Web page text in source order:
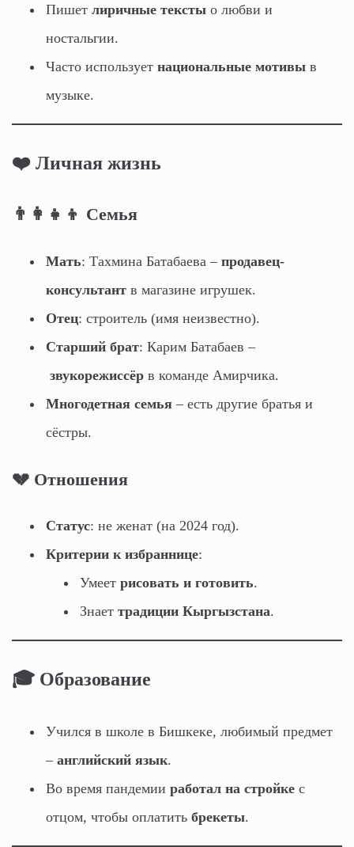
Пишет лиричные тексты о любви и
ностальгии.
Часто использует национальные мотивы в
музыке.
❤️ Личная жизнь
👨‍👩‍👧‍👦 Семья
Мать: Тахмина Батабаева – продавец-
консультант в магазине игрушек.
Отец: строитель (имя неизвестно).
Старший брат: Карим Батабаев –
звукорежиссёр в команде Амирчика.
Многодетная семья – есть другие братья и
сёстры.
💔 Отношения
Статус: не женат (на 2024 год).
Критерии к избраннице:
Умеет рисовать и готовить.
Знает традиции Кыргызстана.
🎓 Образование
Учился в школе в Бишкеке, любимый предмет
– английский язык.
Во время пандемии работал на стройке с
отцом, чтобы оплатить брекеты.